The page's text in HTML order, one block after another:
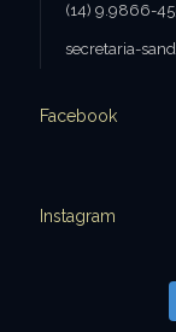
(14) 9.9866-
secretaria-
Facebook
Instagram